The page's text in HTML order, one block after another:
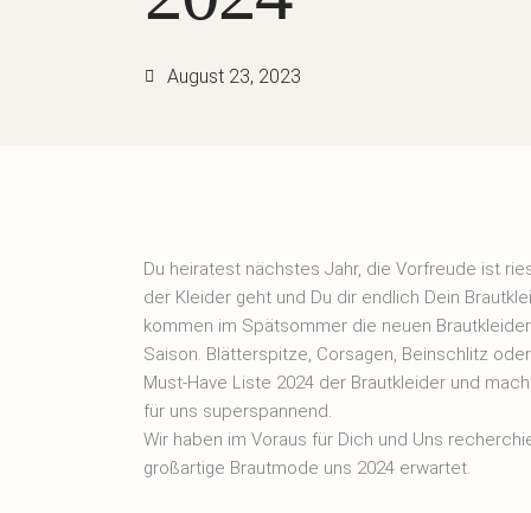
August 23, 2023
Du heiratest nächstes Jahr, die Vorfreude ist
der Kleider geht und Du dir endlich Dein
kommen im Spätsommer die neuen
Saison. Blätterspitze, Corsagen, Beinschlitz
Must-Have Liste 2024 der Brautkleider und
für uns superspannend.
Wir haben im Voraus für Dich und Uns
großartige Brautmode uns 2024 erwartet.